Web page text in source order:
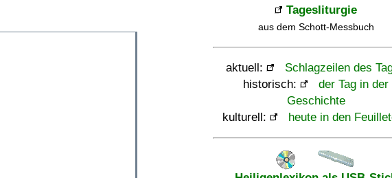
Tagesliturgie
aus dem Schott-Messbuch
aktuell:
Schlagzeilen des
historisch:
der Tag in der
Geschichte
kulturell:
heute in den